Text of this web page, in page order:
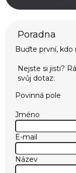
Buďte první, kdo
Povinná pole
Jméno
E-mail
Název